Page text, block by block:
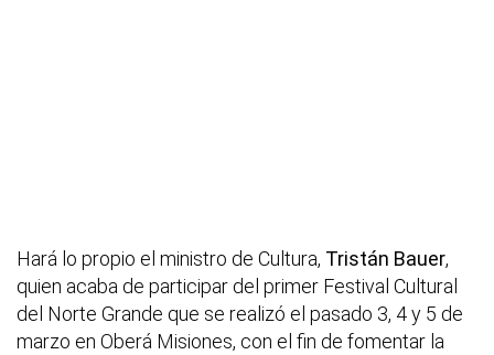
Hará lo propio el ministro de Cultura, Tristán Bauer,
quien acaba de participar del primer Festival Cultural
del Norte Grande que se realizó el pasado 3, 4 y 5 de
marzo en Oberá Misiones, con el fin de fomentar la